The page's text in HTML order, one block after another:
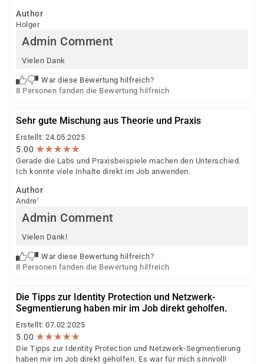
Author
Holger
Admin Comment
Vielen Dank
War diese Bewertung hilfreich?
8 Personen fanden die Bewertung hilfreich
Sehr gute Mischung aus Theorie und Praxis
Erstellt: 24.05.2025
5.00 ★★★★★
★★★★★
Gerade die Labs und Praxisbeispiele machen den Unterschied.
Ich konnte viele Inhalte direkt im Job anwenden.
Author
Andre'
Admin Comment
Vielen Dank!
War diese Bewertung hilfreich?
8 Personen fanden die Bewertung hilfreich
Die Tipps zur Identity Protection und Netzwerk-
Segmentierung haben mir im Job direkt geholfen.
Erstellt: 07.02.2025
5.00 ★★★★★
★★★★★
Die Tipps zur Identity Protection und Netzwerk-Segmentierung
haben mir im Job direkt geholfen. Es war für mich sinnvoll!